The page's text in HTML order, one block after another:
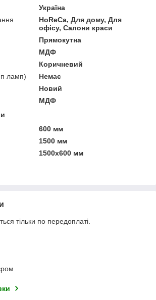
Україна
HoReCa, Для дому, Для
офісу, Салони краси
Прямокутна
МДФ
Коричневий
ламп)
Немає
Новий
МДФ
600 мм
1500 мм
1500х600 мм
тільки по передоплаті.